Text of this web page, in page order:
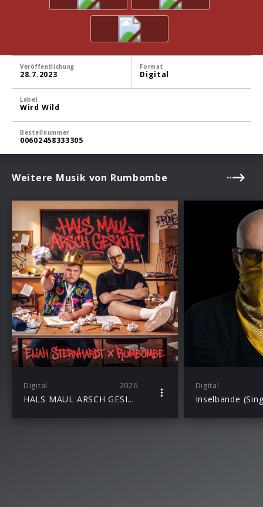
Veröffentlichung
28.7.2023
Format
Digital
Label
Wird Wild
Bestellnummer
00602458333305
Weitere Musik von Rumbombe
Digital 2026
HALS MAUL ARSCH GESICHT (Single)
Digital
Inselbande